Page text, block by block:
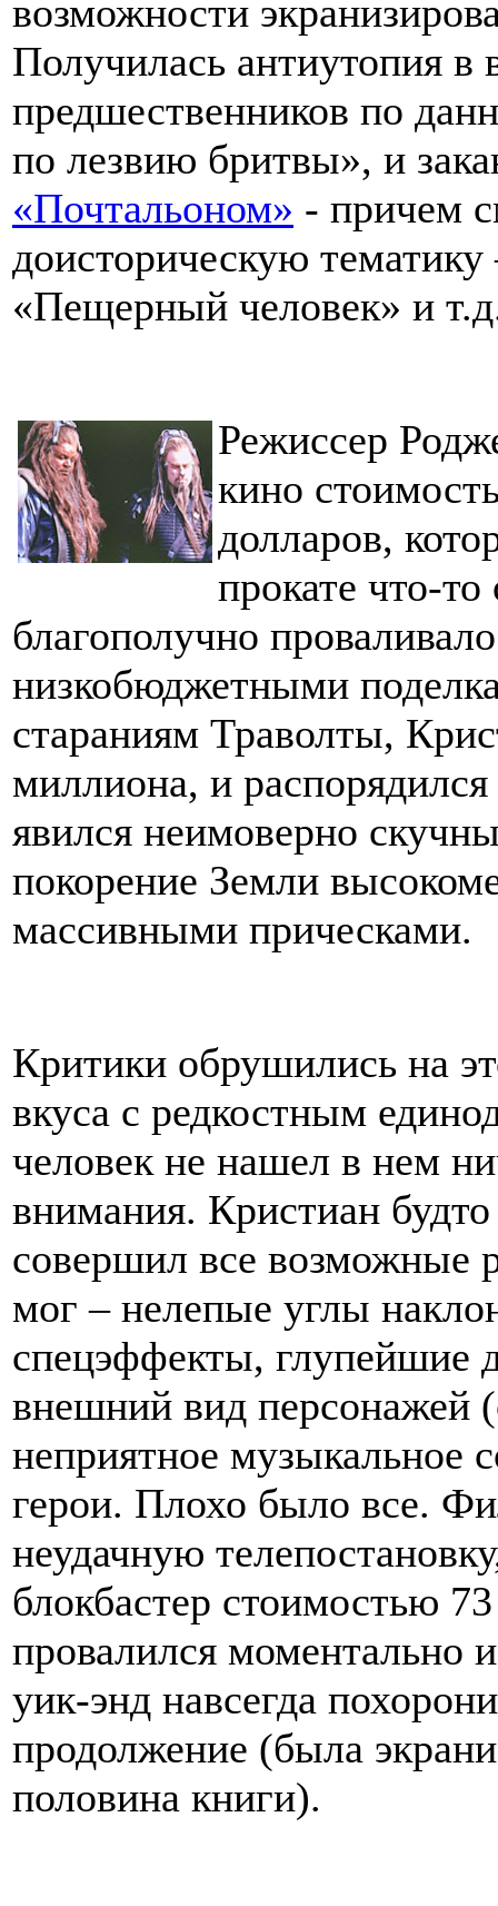
возможности
Получилась антиутопия в
предшественников по
по лезвию бритвы», и
«Почтальоном» - причем
доисторическую
«Пещерный человек» и
Режиссер
кино
долларов,
прокате что-
благополучно
низкобюджетными
стараниям Траволты,
миллиона, и
явился неимоверно
покорение Земли
массивными прическами.
Критики обрушились на
вкуса с редкостным
человек не нашел в нем
внимания. Кристиан
совершил все возможные
мог – нелепые углы
спецэффекты, глупейшие
внешний вид персонажей
неприятное музыкальное
герои. Плохо было все.
неудачную
блокбастер стоимостью
провалился моментально
уик-энд навсегда
продолжение (была
половина книги).